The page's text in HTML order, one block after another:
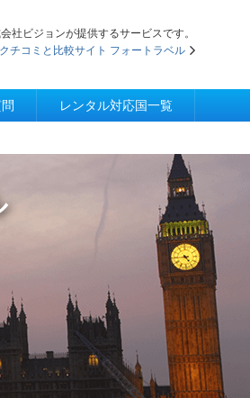
社ビジョンが提供するサービスです。
チコミと比較サイト フォートラベル
レンタル対応国一覧